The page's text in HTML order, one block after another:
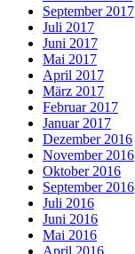
September 2017
Juli 2017
Juni 2017
Mai 2017
April 2017
März 2017
Februar 2017
Januar 2017
Dezember 2016
November 2016
Oktober 2016
September 2016
Juli 2016
Juni 2016
Mai 2016